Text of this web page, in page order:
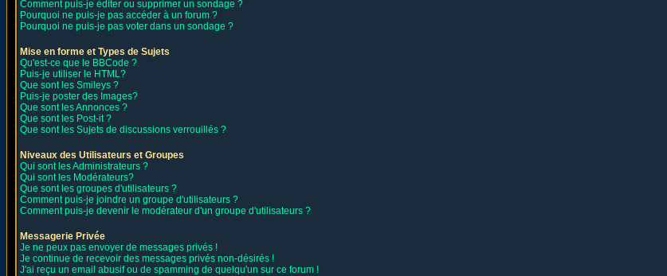
Comment puis-je éditer ou supprimer un sondage ?
Pourquoi ne puis-je pas accéder à un forum ?
Pourquoi ne puis-je pas voter dans un sondage ?
Mise en forme et Types de Sujets
Qu'est-ce que le BBCode ?
Puis-je utiliser le HTML?
Que sont les Smileys ?
Puis-je poster des Images?
Que sont les Annonces ?
Que sont les Post-it ?
Que sont les Sujets de discussions verrouillés ?
Niveaux des Utilisateurs et Groupes
Qui sont les Administrateurs ?
Qui sont les Modérateurs?
Que sont les groupes d'utilisateurs ?
Comment puis-je joindre un groupe d'utilisateurs ?
Comment puis-je devenir le modérateur d'un groupe d'utilisateurs ?
Messagerie Privée
Je ne peux pas envoyer de messages privés !
Je continue de recevoir des messages privés non-désirés !
J'ai reçu un email abusif ou de spamming de quelqu'un sur ce forum !